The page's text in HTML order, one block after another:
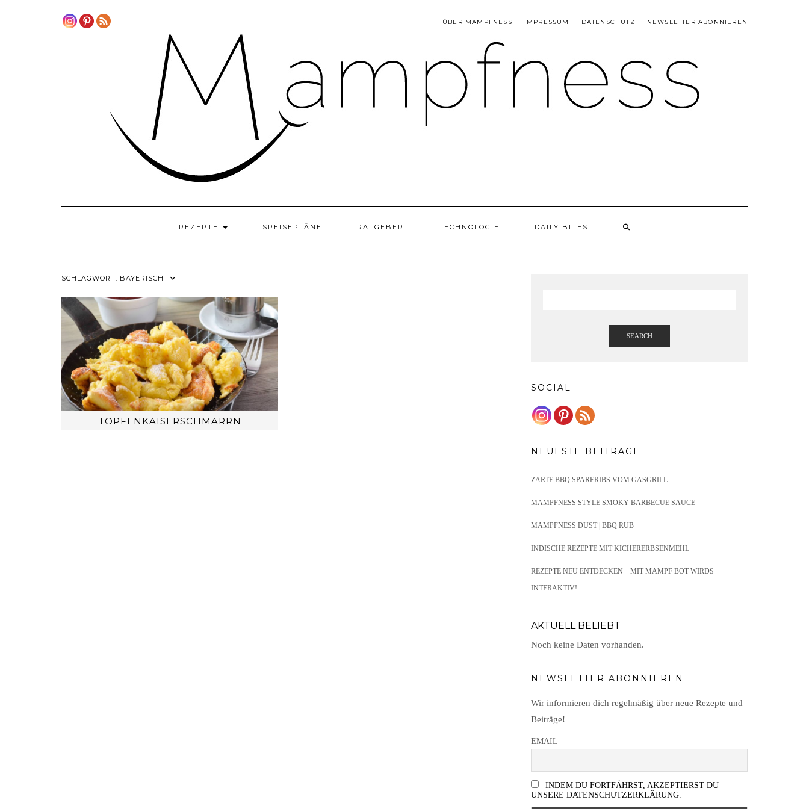
ÜBER MAMPFNESS IMPRESSUM DATENSCHUTZ NEWSLETTER ABONNIEREN
REZEPTE SPEISEPLÄNE RATGEBER TECHNOLOGIE DAILY BITES
SCHLAGWORT: BAYERISCH
TOPFENKAISERSCHMARRN
SEARCH
SOCIAL
NEUESTE BEITRÄGE
ZARTE BBQ SPARERIBS VOM GASGRILL
MAMPFNESS STYLE SMOKY BARBECUE SAUCE
MAMPFNESS DUST | BBQ RUB
INDISCHE REZEPTE MIT KICHERERBSENMEHL
REZEPTE NEU ENTDECKEN – MIT MAMPF BOT WIRDS
INTERAKTIV!
AKTUELL BELIEBT
Noch keine Daten vorhanden.
NEWSLETTER ABONNIEREN
Wir informieren dich regelmäßig über neue Rezepte und
Beiträge!
EMAIL
INDEM DU FORTFÄHRST, AKZEPTIERST DU
UNSERE DATENSCHUTZERKLÄRUNG.